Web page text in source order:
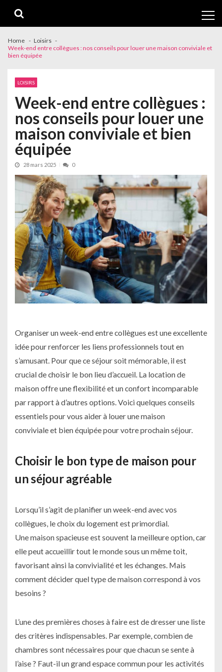
navigation
content
Home
Loisirs
Week-end entre collègues : nos conseils pour louer une maison conviviale et
bien équipée
LOISIRS
Week-end entre collègues :
nos conseils pour louer une
maison conviviale et bien
équipée
28 mars 2025 0
Organiser un week-end entre collègues est une excellente
idée pour renforcer les liens professionnels tout en
s’amusant. Pour que ce séjour soit mémorable, il est
crucial de choisir le bon lieu d’accueil. La location de
maison offre une flexibilité et un confort incomparable
par rapport à d’autres options. Voici quelques conseils
essentiels pour vous aider à louer une maison
conviviale et bien équipée pour votre prochain séjour.
Choisir le bon type de maison pour
un séjour agréable
Lorsqu’il s’agit de planifier un week-end avec vos
collègues, le choix du logement est primordial.
Une maison spacieuse est souvent la meilleure option, car
elle peut accueillir tout le monde sous un même toit,
favorisant ainsi la convivialité et les échanges. Mais
comment décider quel type de maison correspond à vos
besoins ?
L’une des premières choses à faire est de dresser une liste
des critères indispensables. Par exemple, combien de
chambres sont nécessaires pour que chacun se sente à
l’aise ? Faut-il un grand espace commun pour les activités